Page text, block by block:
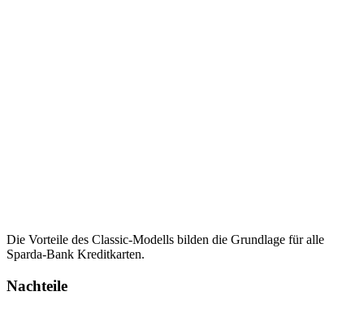
Die Vorteile des Classic-Modells bilden die Grundlage für alle
Sparda-Bank Kreditkarten.
Nachteile